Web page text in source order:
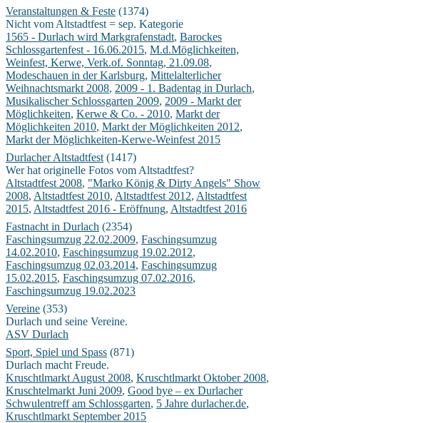
Veranstaltungen & Feste (1374)
Nicht vom Altstadtfest = sep. Kategorie
1565 - Durlach wird Markgrafenstadt, Barockes
Schlossgartenfest - 16.06.2015, M.d.Möglichkeiten,
Weinfest, Kerwe, Verk.of. Sonntag, 21.09.08,
Modeschauen in der Karlsburg, Mittelalterlicher
Weihnachtsmarkt 2008, 2009 - 1. Badentag in Durlach,
Musikalischer Schlossgarten 2009, 2009 - Markt der
Möglichkeiten, Kerwe & Co. - 2010, Markt der
Möglichkeiten 2010, Markt der Möglichkeiten 2012,
Markt der Möglichkeiten-Kerwe-Weinfest 2015
Durlacher Altstadtfest (1417)
Wer hat originelle Fotos vom Altstadtfest?
Altstadtfest 2008, "Marko König & Dirty Angels" Show
2008, Altstadtfest 2010, Altstadtfest 2012, Altstadtfest
2015, Altstadtfest 2016 - Eröffnung, Altstadtfest 2016
Fastnacht in Durlach (2354)
Faschingsumzug 22.02.2009, Faschingsumzug
14.02.2010, Faschingsumzug 19.02.2012,
Faschingsumzug 02.03.2014, Faschingsumzug
15.02.2015, Faschingsumzug 07.02.2016,
Faschingsumzug 19.02.2023
Vereine (353)
Durlach und seine Vereine.
ASV Durlach
Sport, Spiel und Spass (871)
Durlach macht Freude.
Kruschtlmarkt August 2008, Kruschtlmarkt Oktober 2008,
Kruschtelmarkt Juni 2009, Good bye – ex Durlacher
Schwulentreff am Schlossgarten, 5 Jahre durlacher.de,
Kruschtlmarkt September 2015